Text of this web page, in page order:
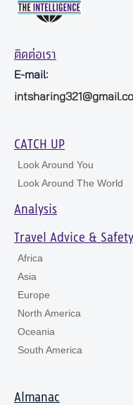
ติดต่อเรา
E-mail:
CATCH UP
Look Around You
Look Around The World
Analysis
Travel Advice & Safety
Africa
Asia
Europe
North America
Oceania
South America
Almanac